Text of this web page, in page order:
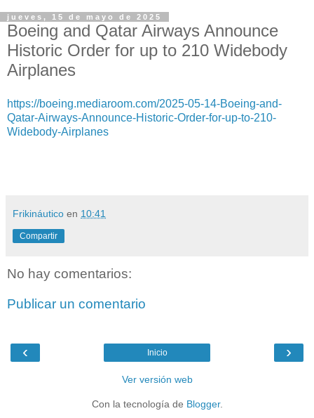
jueves, 15 de mayo de 2025
Boeing and Qatar Airways Announce
Historic Order for up to 210 Widebody
Airplanes
https://boeing.mediaroom.com/2025-05-14-Boeing-and-
Qatar-Airways-Announce-Historic-Order-for-up-to-210-
Widebody-Airplanes
Frikináutico en 10:41
Compartir
No hay comentarios:
Publicar un comentario
‹ ›
Inicio
Ver versión web
Con la tecnología de Blogger.